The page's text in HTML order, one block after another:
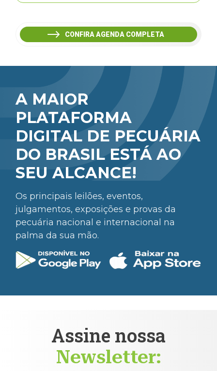
CONFIRA AGENDA COMPLETA
A MAIOR
PLATAFORMA
DIGITAL DE PECUÁRIA
DO BRASIL ESTÁ AO
SEU ALCANCE!
Os principais leilões, eventos,
julgamentos, exposições e provas da
pecuária nacional e internacional na
palma da sua mão.
Assine nossa
Newsletter: